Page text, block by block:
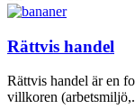
Rättvis handel
Rättvis handel är en
villkoren